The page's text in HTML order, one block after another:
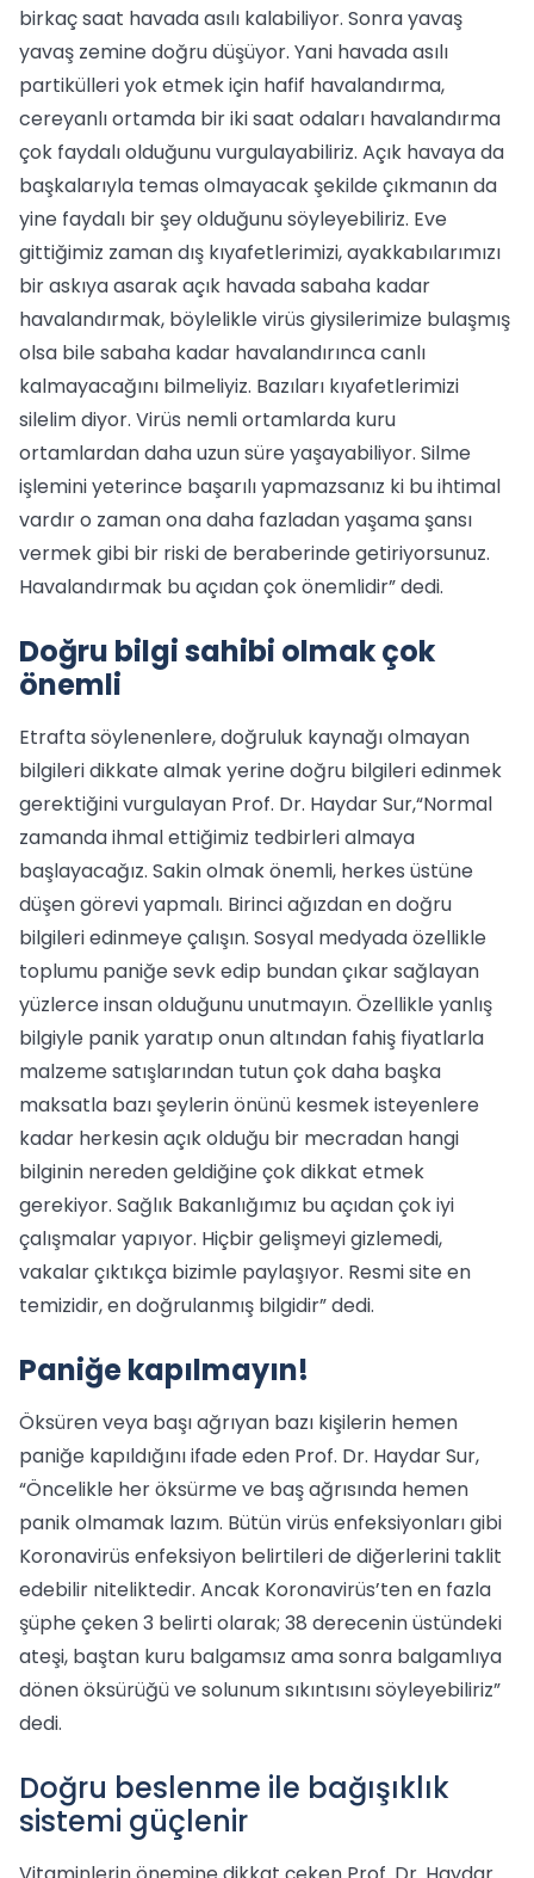
birkaç saat havada asılı kalabiliyor. Sonra yavaş
yavaş zemine doğru düşüyor. Yani havada asılı
partikülleri yok etmek için hafif havalandırma,
cereyanlı ortamda bir iki saat odaları havalandırma
çok faydalı olduğunu vurgulayabiliriz. Açık havaya da
başkalarıyla temas olmayacak şekilde çıkmanın da
yine faydalı bir şey olduğunu söyleyebiliriz. Eve
gittiğimiz zaman dış kıyafetlerimizi, ayakkabılarımızı
bir askıya asarak açık havada sabaha kadar
havalandırmak, böylelikle virüs giysilerimize bulaşmış
olsa bile sabaha kadar havalandırınca canlı
kalmayacağını bilmeliyiz. Bazıları kıyafetlerimizi
silelim diyor. Virüs nemli ortamlarda kuru
ortamlardan daha uzun süre yaşayabiliyor. Silme
işlemini yeterince başarılı yapmazsanız ki bu ihtimal
vardır o zaman ona daha fazladan yaşama şansı
vermek gibi bir riski de beraberinde getiriyorsunuz.
Havalandırmak bu açıdan çok önemlidir” dedi.
Doğru bilgi sahibi olmak çok
önemli
Etrafta söylenenlere, doğruluk kaynağı olmayan
bilgileri dikkate almak yerine doğru bilgileri edinmek
gerektiğini vurgulayan Prof. Dr. Haydar Sur,“Normal
zamanda ihmal ettiğimiz tedbirleri almaya
başlayacağız. Sakin olmak önemli, herkes üstüne
düşen görevi yapmalı. Birinci ağızdan en doğru
bilgileri edinmeye çalışın. Sosyal medyada özellikle
toplumu paniğe sevk edip bundan çıkar sağlayan
yüzlerce insan olduğunu unutmayın. Özellikle yanlış
bilgiyle panik yaratıp onun altından fahiş fiyatlarla
malzeme satışlarından tutun çok daha başka
maksatla bazı şeylerin önünü kesmek isteyenlere
kadar herkesin açık olduğu bir mecradan hangi
bilginin nereden geldiğine çok dikkat etmek
gerekiyor. Sağlık Bakanlığımız bu açıdan çok iyi
çalışmalar yapıyor. Hiçbir gelişmeyi gizlemedi,
vakalar çıktıkça bizimle paylaşıyor. Resmi site en
temizidir, en doğrulanmış bilgidir” dedi.
Paniğe kapılmayın!
Öksüren veya başı ağrıyan bazı kişilerin hemen
paniğe kapıldığını ifade eden Prof. Dr. Haydar Sur,
“Öncelikle her öksürme ve baş ağrısında hemen
panik olmamak lazım. Bütün virüs enfeksiyonları gibi
Koronavirüs enfeksiyon belirtileri de diğerlerini taklit
edebilir niteliktedir. Ancak Koronavirüs’ten en fazla
şüphe çeken 3 belirti olarak; 38 derecenin üstündeki
ateşi, baştan kuru balgamsız ama sonra balgamlıya
dönen öksürüğü ve solunum sıkıntısını söyleyebiliriz”
dedi.
Doğru beslenme ile bağışıklık
sistemi güçlenir